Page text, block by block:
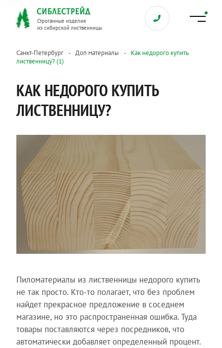
Строганные изделия
из сибирской лиственницы
Санкт-Петербург Доп материалы
Как недорого купить
лиственницу? (1)
КАК НЕДОРОГО КУПИТЬ
ЛИСТВЕННИЦУ?
Пиломатериалы из лиственницы недорого купить
не так просто. Кто-то полагает, что без проблем
найдет прекрасное предложение в соседнем
магазине, но это распространенная ошибка. Туда
товары поставляются через посредников, что
автоматически добавляет определенный процент.